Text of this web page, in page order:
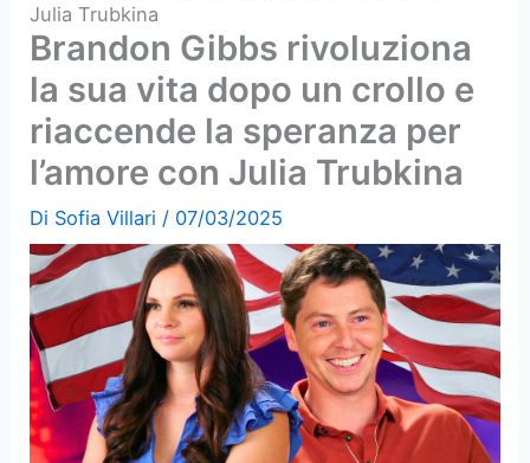
Julia Trubkina
Brandon Gibbs rivoluziona
la sua vita dopo un crollo e
riaccende la speranza per
l’amore con Julia Trubkina
Di Sofia Villari / 07/03/2025